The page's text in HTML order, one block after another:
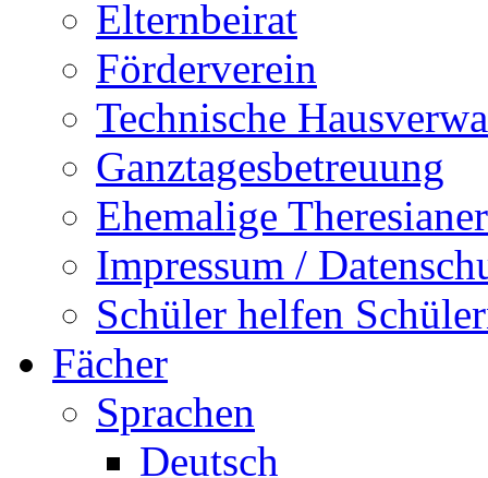
Elternbeirat
Förderverein
Technische
Ganztagesbetreuung
Ehemalige Theresianer
Impressum /
Schüler helfen
Fächer
Sprachen
Deutsch